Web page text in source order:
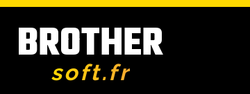
BROTHER
soft.fr